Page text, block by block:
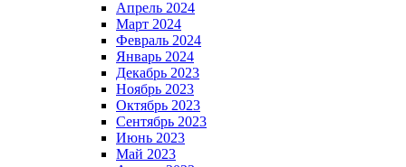
Апрель 2024
Март 2024
Февраль 2024
Январь 2024
Декабрь 2023
Ноябрь 2023
Октябрь 2023
Сентябрь 2023
Июнь 2023
Май 2023